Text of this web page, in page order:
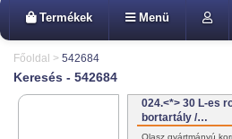
Termékek Menü
Főoldal > 542684
Keresés - 542684
024.<*> 30 L-es
bortartály /…
Olasz gyártmányú